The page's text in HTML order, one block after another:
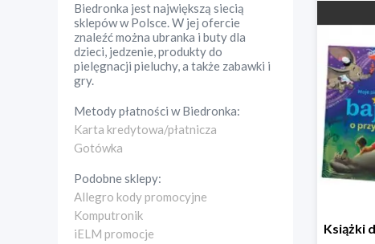
Biedronka jest największą siecią
sklepów w Polsce. W jej ofercie
znaleźć można ubranka i buty dla
dzieci, jedzenie, produkty do
pielęgnacji pieluchy, a także zabawki i
gry.
Metody płatności wBiedronka:
Karta kredytowa/płatnicza
Gotówka
Podobne sklepy:
Allegro kody promocyjne
Komputronik
iELM promocje